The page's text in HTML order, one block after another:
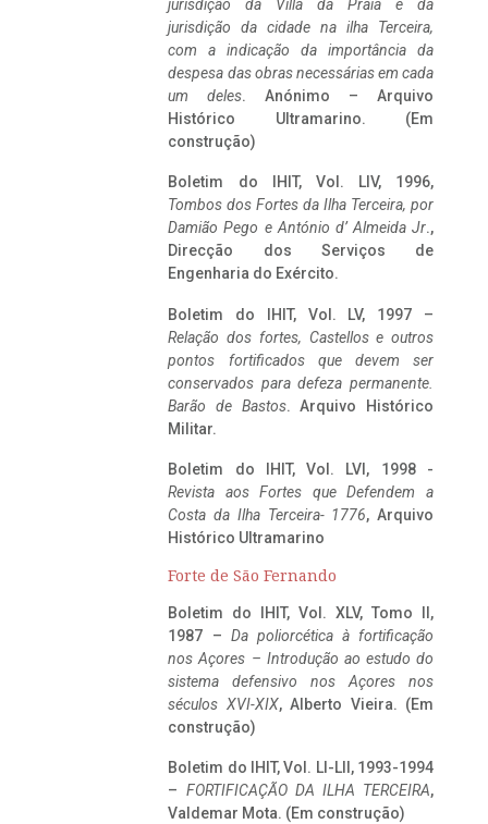
jurisdição da Villa da Praia e da
jurisdição da cidade na ilha Terceira,
com a indicação da importância da
despesa das obras necessárias em cada
um deles. Anónimo – Arquivo
Histórico Ultramarino. (Em
construção)
Boletim do IHIT, Vol. LIV, 1996,
Tombos dos Fortes da Ilha Terceira, por
Damião Pego e António d’ Almeida Jr.,
Direcção dos Serviços de
Engenharia do Exército.
Boletim do IHIT, Vol. LV, 1997 –
Relação dos fortes, Castellos e outros
pontos fortificados que devem ser
conservados para defeza permanente.
Barão de Bastos. Arquivo Histórico
Militar.
Boletim do IHIT, Vol. LVI, 1998 -
Revista aos Fortes que Defendem a
Costa da Ilha Terceira- 1776, Arquivo
Histórico Ultramarino
Forte de São Fernando
Boletim do IHIT, Vol. XLV, Tomo II,
1987 – Da poliorcética à fortificação
nos Açores – Introdução ao estudo do
sistema defensivo nos Açores nos
séculos XVI-XIX, Alberto Vieira. (Em
construção)
Boletim do IHIT, Vol. LI-LII, 1993-1994
– FORTIFICAÇÃO DA ILHA TERCEIRA,
Valdemar Mota. (Em construção)